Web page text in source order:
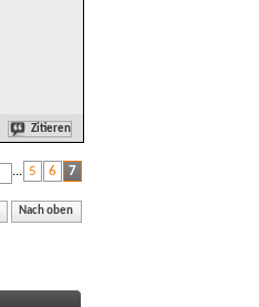
Zitieren
... 5 6 7
Nach oben